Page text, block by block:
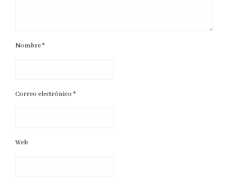
Nombre*
Correo electrónico *
Web